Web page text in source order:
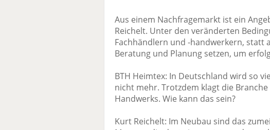
Aus einem Nachfragemarkt ist ein
Reichelt. Unter den veränderten
Fachhändlern und -handwerkern, statt
Beratung und Planung setzen, um
BTH Heimtex: In Deutschland wird so
nicht mehr. Trotzdem klagt die
Handwerks. Wie kann das sein?
Kurt Reichelt: Im Neubau sind das